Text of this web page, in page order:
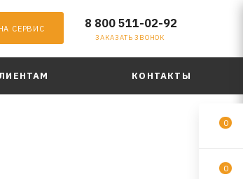
СЕРВИС 8 800 511-02-92
ЗАКАЗАТЬ ЗВОНОК
КОНТАКТЫ
0
0